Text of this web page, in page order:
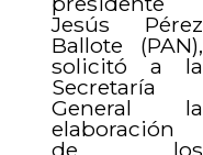
Jesús Pérez
Ballote (PAN),
solicitó a la
Secretaría
General la
elaboración
de los